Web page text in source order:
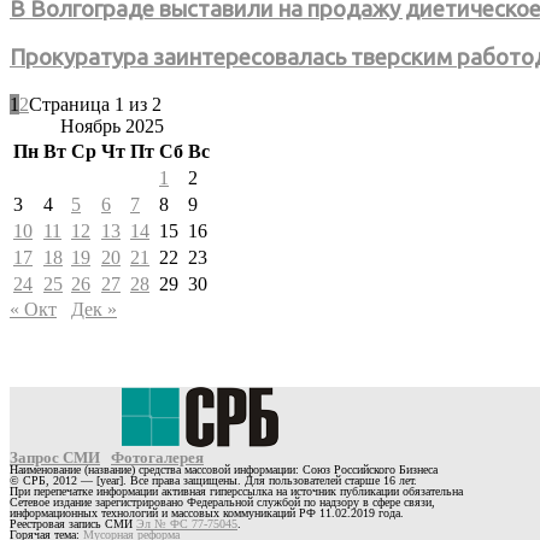
В Волгограде выставили на продажу
Прокуратура заинтересовалась тверским
1 2Страница 1 из 2
Ноябрь 2025
Пн Вт Ср Чт Пт Сб Вс
1
2
3
4 5 6 7 8
9
10 11 12 13 14 15 16
17 18 19 20 21 22 23
24 25 26 27 28 29 30
« Окт
Дек »
Запрос СМИ Фотогалерея
Наименование (название) средства массовой информации: Союз Российского Бизнеса
© СРБ, 2012 — [year]. Все права защищены. Для пользователей старше 16 лет.
При перепечатке информации активная гиперссылка на источник публикации обязательна
Сетевое издание зарегистрировано Федеральной службой по надзору в сфере связи,
информационных технологий и массовых коммуникаций РФ 11.02.2019 года.
Реестровая запись СМИ Эл № ФС 77-75045
Горячая тема: Мусорная реформа